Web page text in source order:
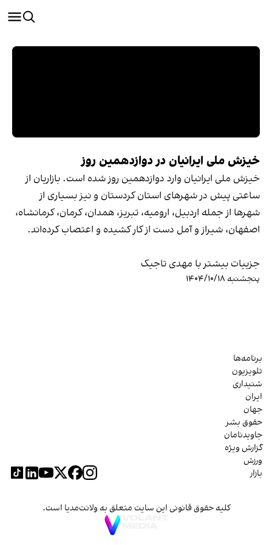
خیزش ملی ایرانیان در دوازدهمین روز
خیزش ملی ایرانیان وارد دوازدهمین روز شده است. بازاریان از
ساعتی پیش در شهرهای استان کردستان و نیز بسیاری از
شهرها از جمله اردبیل، ارومیه، تبریز، همدان، کرمان، کرمانشاه،
اصفهان، شیراز و آمل دست از کار کشیده و اعتصاب کرده‌اند.
جزییات بیشتر با مهدی تاجیک
پنجشنبه ۱۴۰۴/۱۰/۱۸
برنامه‌ها
تلویزیون
شنیداری
ایران
جهان
حقوق بشر
جاویدنامان
گزارش ویژه
ورزش
بازار
کلیه حقوق قانونی این سایت متعلق به ولانت‌مدیا است.